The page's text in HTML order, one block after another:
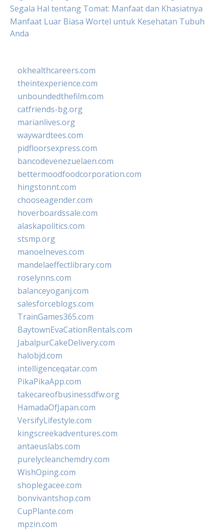
Segala Hal tentang Tomat: Manfaat dan Khasiatnya
Manfaat Luar Biasa Wortel untuk Kesehatan Tubuh
Anda
okhealthcareers.com
theintexperience.com
unboundedthefilm.com
catfriends-bg.org
marianlives.org
waywardtees.com
pidfloorsexpress.com
bancodevenezuelaen.com
bettermoodfoodcorporation.com
hingstonnt.com
chooseagender.com
hoverboardssale.com
alaskapolitics.com
stsmp.org
manoelneves.com
mandelaeffectlibrary.com
roselynns.com
balanceyoganj.com
salesforceblogs.com
TrainGames365.com
BaytownEvaCationRentals.com
JabalpurCakeDelivery.com
halobjd.com
intelligenceqatar.com
PikaPikaApp.com
takecareofbusinessdfw.org
HamadaOfJapan.com
VersifyLifestyle.com
kingscreekadventures.com
antaeuslabs.com
purelycleanchemdry.com
WishOping.com
shoplegacee.com
bonvivantshop.com
CupPlante.com
mpzin.com